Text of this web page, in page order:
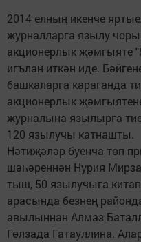
2014 елның икенче
журналларга язылу
акционерлык җәмгыяте
игълан иткән иде.
башкаларга караганда
акционерлык
журналына язылырга
120 язылучы катнашты.
Нәтиҗәләр буенча төп
шәһәреннән Нурия
тыш, 50 язылучыга
арасында безнең
авылыннан Алмаз
Гөлзада Гатауллина.